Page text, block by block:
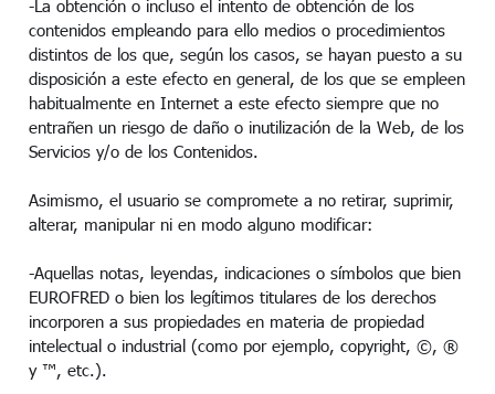
-La obtención o incluso el intento de obtención de los
contenidos empleando para ello medios o procedimientos
distintos de los que, según los casos, se hayan puesto a su
disposición a este efecto en general, de los que se empleen
habitualmente en Internet a este efecto siempre que no
entrañen un riesgo de daño o inutilización de la Web, de los
Servicios y/o de los Contenidos.
Asimismo, el usuario se compromete a no retirar, suprimir,
alterar, manipular ni en modo alguno modificar:
-Aquellas notas, leyendas, indicaciones o símbolos que bien
EUROFRED o bien los legítimos titulares de los derechos
incorporen a sus propiedades en materia de propiedad
intelectual o industrial (como por ejemplo, copyright, ©, ®
y ™, etc.).